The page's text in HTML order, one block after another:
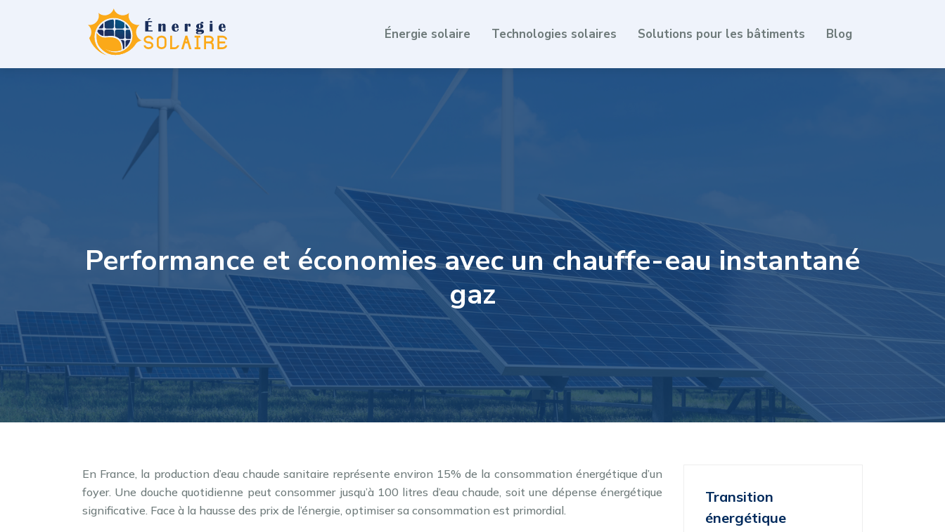
Énergie solaire Technologies solaires Solutions pour les bâtiments Blog
Performance et économies avec un chauffe-eau instantané
gaz
En France, la production d’eau chaude sanitaire représente environ 15% de la consommation énergétique d’un
foyer. Une douche quotidienne peut consommer jusqu’à 100 litres d’eau chaude, soit une dépense énergétique
significative. Face à la hausse des prix de l’énergie, optimiser sa consommation est primordial.
Transition
énergétique